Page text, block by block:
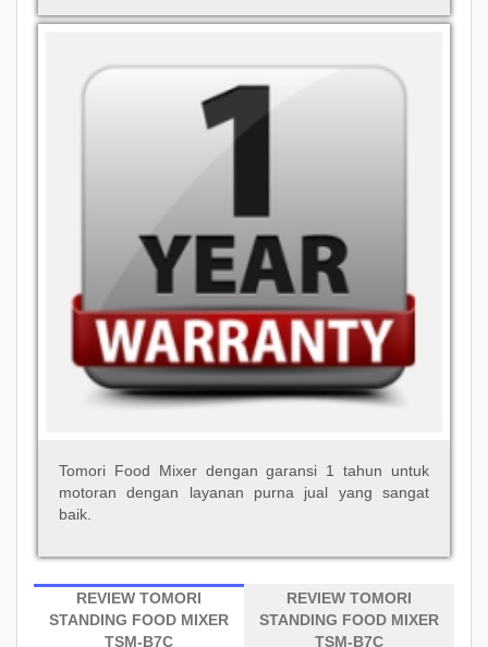
Tomori Food Mixer dengan garansi 1 tahun untuk
motoran dengan layanan purna jual yang sangat
baik.
REVIEW TOMORI
STANDING FOOD MIXER
TSM-B7C
REVIEW TOMORI
STANDING FOOD MIXER
TSM-B7C